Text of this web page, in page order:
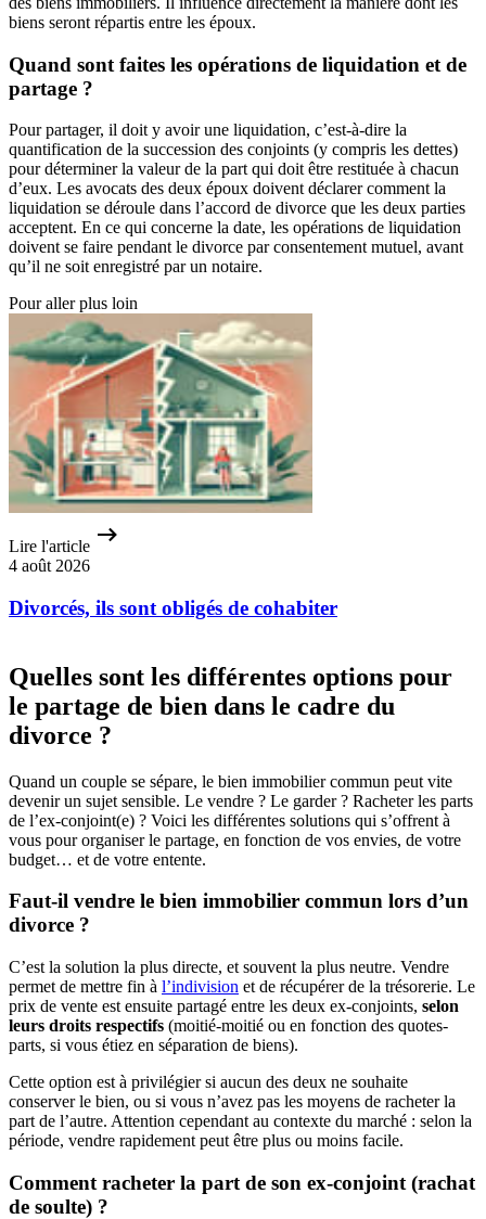
biens seront répartis entre les époux.
Quand sont faites les opérations de liquidation et de
partage ?
Pour partager, il doit y avoir une liquidation, c’est-à-dire la
quantification de la succession des conjoints (y compris les dettes)
pour déterminer la valeur de la part qui doit être restituée à chacun
d’eux. Les avocats des deux époux doivent déclarer comment la
liquidation se déroule dans l’accord de divorce que les deux parties
acceptent. En ce qui concerne la date, les opérations de liquidation
doivent se faire pendant le divorce par consentement mutuel, avant
qu’il ne soit enregistré par un notaire.
Pour aller plus loin
Lire l'article
4 août 2026
Divorcés, ils sont obligés de cohabiter
Quelles sont les différentes options pour
le partage de bien dans le cadre du
divorce ?
Quand un couple se sépare, le bien immobilier commun peut vite
devenir un sujet sensible. Le vendre ? Le garder ? Racheter les parts
de l’ex-conjoint(e) ? Voici les différentes solutions qui s’offrent à
vous pour organiser le partage, en fonction de vos envies, de votre
budget… et de votre entente.
Faut-il vendre le bien immobilier commun lors d’un
divorce ?
C’est la solution la plus directe, et souvent la plus neutre. Vendre
permet de mettre fin à l’indivision et de récupérer de la trésorerie. Le
prix de vente est ensuite partagé entre les deux ex-conjoints, selon
leurs droits respectifs (moitié-moitié ou en fonction des quotes-
parts, si vous étiez en séparation de biens).
Cette option est à privilégier si aucun des deux ne souhaite
conserver le bien, ou si vous n’avez pas les moyens de racheter la
part de l’autre. Attention cependant au contexte du marché : selon la
période, vendre rapidement peut être plus ou moins facile.
Comment racheter la part de son ex-conjoint (rachat
de soulte) ?